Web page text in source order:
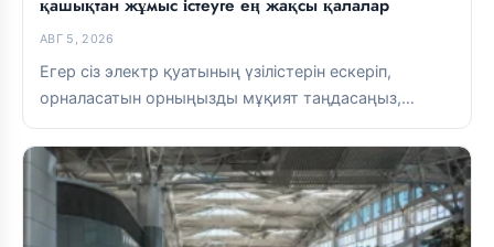
қашықтан жұмыс істеуге ең жақсы қалалар
АВГ 5, 2026
Егер сіз электр қуатының үзілістерін ескеріп,
орналасатын орныңызды мұқият таңдасаңыз,
Украинада қашықтан жұмыс істей аласыз. Lviv пен
Kyiv-та...